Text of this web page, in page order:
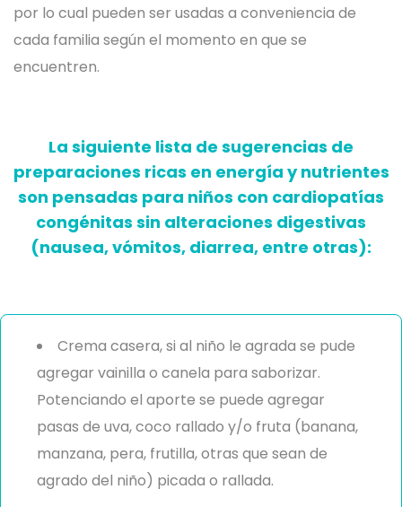
por lo cual pueden ser usadas a conveniencia de
cada familia según el momento en que se
encuentren.
La siguiente lista de sugerencias de
preparaciones ricas en energía y nutrientes
son pensadas para niños con cardiopatías
congénitas sin alteraciones digestivas
(nausea, vómitos, diarrea, entre otras):
Crema casera, si al niño le agrada se pude
agregar vainilla o canela para saborizar.
Potenciando el aporte se puede agregar
pasas de uva, coco rallado y/o fruta (banana,
manzana, pera, frutilla, otras que sean de
agrado del niño) picada o rallada.